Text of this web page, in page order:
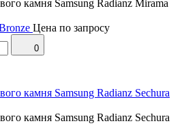
Цена по запросу
0